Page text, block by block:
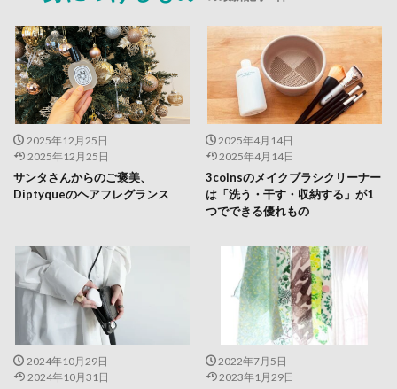
2025年12月25日
2025年12月25日
サンタさんからのご褒美、
Diptyqueのヘアフレグランス
2025年4月14日
2025年4月14日
3coinsのメイクブラシクリーナー
は「洗う・干す・収納する」が1
つでできる優れもの
2024年10月29日
2024年10月31日
2022年7月5日
2023年1月29日